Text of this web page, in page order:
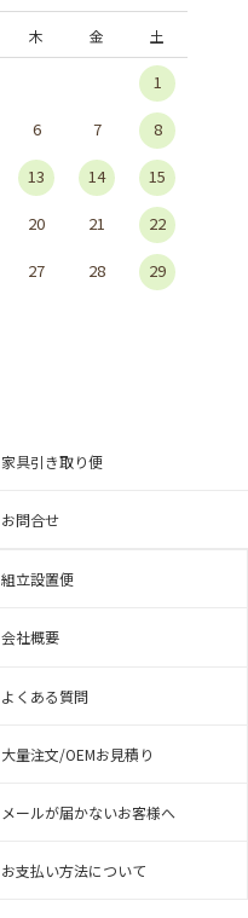
木 金 土
1
6 7 8
13 14 15
20 21 22
27 28 29
組立設置便
会社概要
大量注文/OEMお見積り
お支払い方法について
よくある質問
メールが届かないお客様へ
家具引き取り便
お問合せ